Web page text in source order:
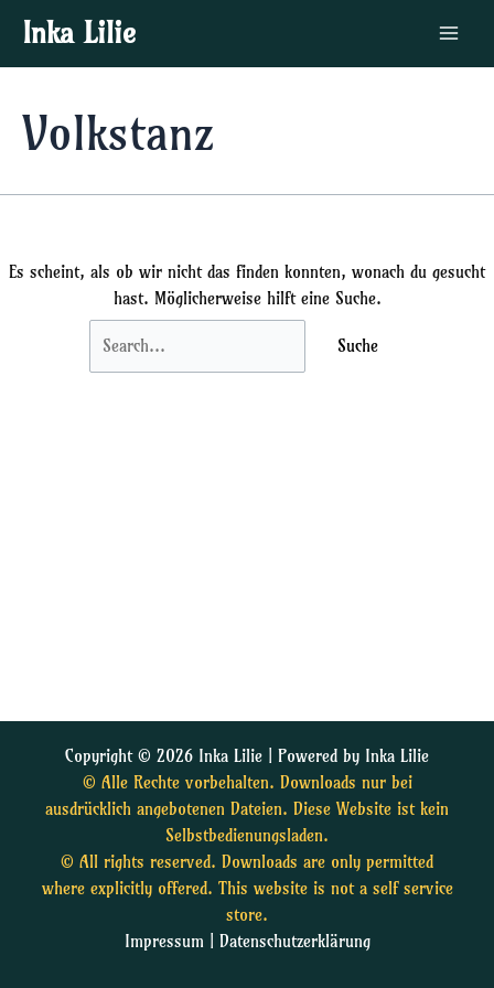
Inhalt
springen
Inka Lilie
Main
Menu
Volkstanz
Es scheint, als ob wir nicht das finden konnten, wonach du gesucht
hast. Möglicherweise hilft eine Suche.
nach:
Copyright © 2026 Inka Lilie | Powered by Inka Lilie
© Alle Rechte vorbehalten. Downloads nur bei
ausdrücklich angebotenen Dateien. Diese Website ist kein
Selbstbedienungsladen.
© All rights reserved. Downloads are only permitted
where explicitly offered. This website is not a self service
store.
Impressum| Datenschutzerklärung